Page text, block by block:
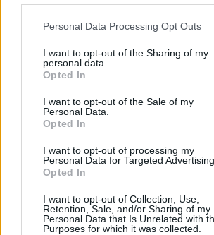
Personal Data Processing Opt Outs
I want to opt-out of the Sharing of my
personal data.
Opted In
I want to opt-out of the Sale of my
Personal Data.
Opted In
I want to opt-out of processing my
Personal Data for Targeted Advertising.
Opted In
I want to opt-out of Collection, Use,
Retention, Sale, and/or Sharing of my
Personal Data that Is Unrelated with
Purposes for which it was collected.
ALTO MILANESE